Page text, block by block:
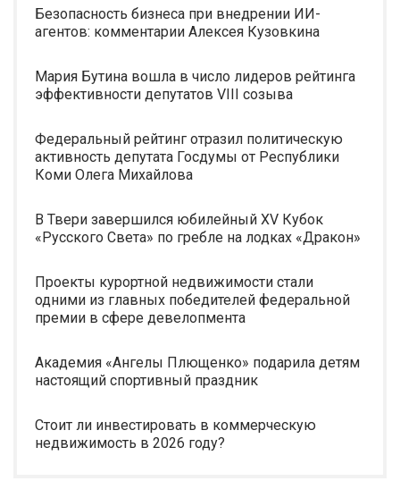
Безопасность бизнеса при внедрении ИИ-
агентов: комментарии Алексея Кузовкина
Мария Бутина вошла в число лидеров рейтинга
эффективности депутатов VIII созыва
Федеральный рейтинг отразил политическую
активность депутата Госдумы от Республики
Коми Олега Михайлова
В Твери завершился юбилейный XV Кубок
«Русского Света» по гребле на лодках «Дракон»
Проекты курортной недвижимости стали
одними из главных победителей федеральной
премии в сфере девелопмента
Академия «Ангелы Плющенко» подарила детям
настоящий спортивный праздник
Стоит ли инвестировать в коммерческую
недвижимость в 2026 году?